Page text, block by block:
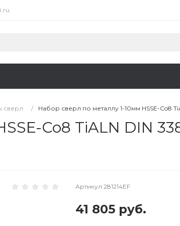
сверл / Набор сверл по металлу 1-10мм HSSE-Co8
Co8 TiALN DIN
Артикул 281214EF
41 805 руб.